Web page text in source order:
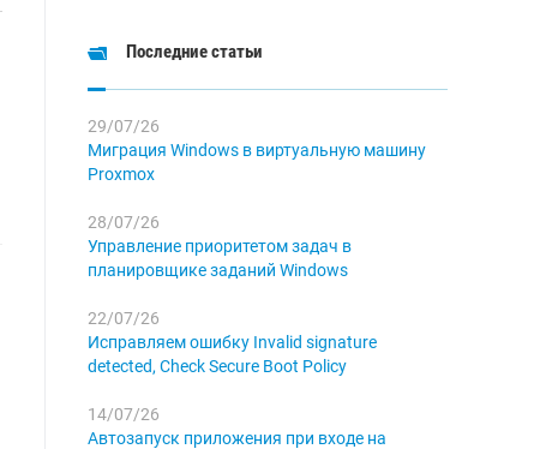
Последние статьи
29/07/26
Миграция Windows в виртуальную машину
Proxmox
28/07/26
Управление приоритетом задач в
планировщике заданий Windows
22/07/26
Исправляем ошибку Invalid signature
detected, Check Secure Boot Policy
14/07/26
Автозапуск приложения при входе на